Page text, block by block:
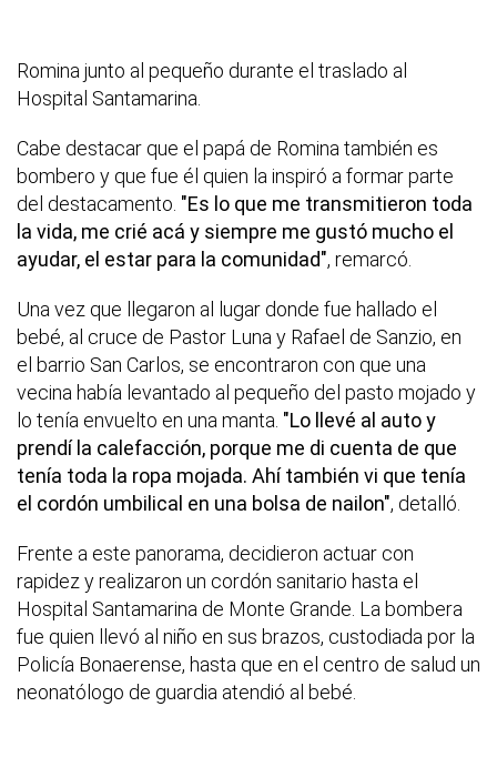
Romina junto al pequeño durante el traslado al
Hospital Santamarina.
Cabe destacar que el papá de Romina también es
bombero y que fue él quien la inspiró a formar parte
del destacamento. "Es lo que me transmitieron toda
la vida, me crié acá y siempre me gustó mucho el
ayudar, el estar para la comunidad", remarcó.
Una vez que llegaron al lugar donde fue hallado el
bebé, al cruce de Pastor Luna y Rafael de Sanzio, en
el barrio San Carlos, se encontraron con que una
vecina había levantado al pequeño del pasto mojado y
lo tenía envuelto en una manta. "Lo llevé al auto y
prendí la calefacción, porque me di cuenta de que
tenía toda la ropa mojada. Ahí también vi que tenía
el cordón umbilical en una bolsa de nailon", detalló.
Frente a este panorama, decidieron actuar con
rapidez y realizaron un cordón sanitario hasta el
Hospital Santamarina de Monte Grande. La bombera
fue quien llevó al niño en sus brazos, custodiada por la
Policía Bonaerense, hasta que en el centro de salud un
neonatólogo de guardia atendió al bebé.